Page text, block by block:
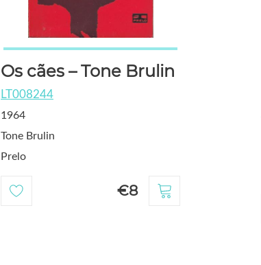
Os cães – Tone Brulin
LT008244
1964
Tone Brulin
Prelo
€8